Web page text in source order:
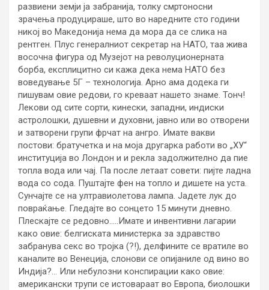
развиени земји ја забранија, толку смртоносни
зрачења продуцираше, што во наредните сто години
никој во Македонија нема да мора да се слика на
рентген. Плус генералниот секретар на НАТО, таа жива
восочна фигура од Музејот на револуционерната
борба, експлицитно си кажа дека нема НАТО без
воведување 5Г – технологија. Арно ама додека ги
пишувам овие редови, го креваат нашето знаме. Тонч!
Лекови од сите сорти, кинески, западни, индиски
астролошки, душевни и духовни, јавно или во отворени
и затворени групи фрчат на ангро. Имате вакви
постови: братучетка и на моја другарка работи во „ХУ“
институција во Лондон и и рекла задолжително да пие
топла вода или чај. Па после летаат совети: пијте ладна
вода со сода. Пуштајте фен на топло и дишете на уста.
Сунчајте се на ултравиолетова лампа. Јадете лук до
повраќање. Гледајте во сонцето 15 минути дневно.
Плескајте се редовно…..Имате и инвентивни лагарии
како овие: белгиската министерка за здравство
забранува секс во тројка (?!), делфините се вратиле во
каналите во Венеција, слонови се опијаниле од вино во
Индија?… Или небулозни конспирации како овие:
американски трупи се истовараат во Европа, биолошки